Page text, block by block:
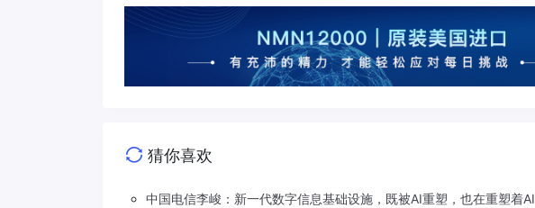
猜你喜欢
中国电信李峻：新一代数字信息基础设施，既被AI重塑，也在重塑着AI